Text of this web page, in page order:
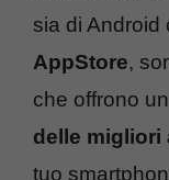
sia di Android
AppStore,
che offrono
delle migliori
tuo